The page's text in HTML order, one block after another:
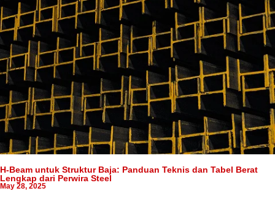
H-Beam untuk Struktur Baja: Panduan Teknis dan Tabel Berat
Lengkap dari Perwira Steel
May 28, 2025